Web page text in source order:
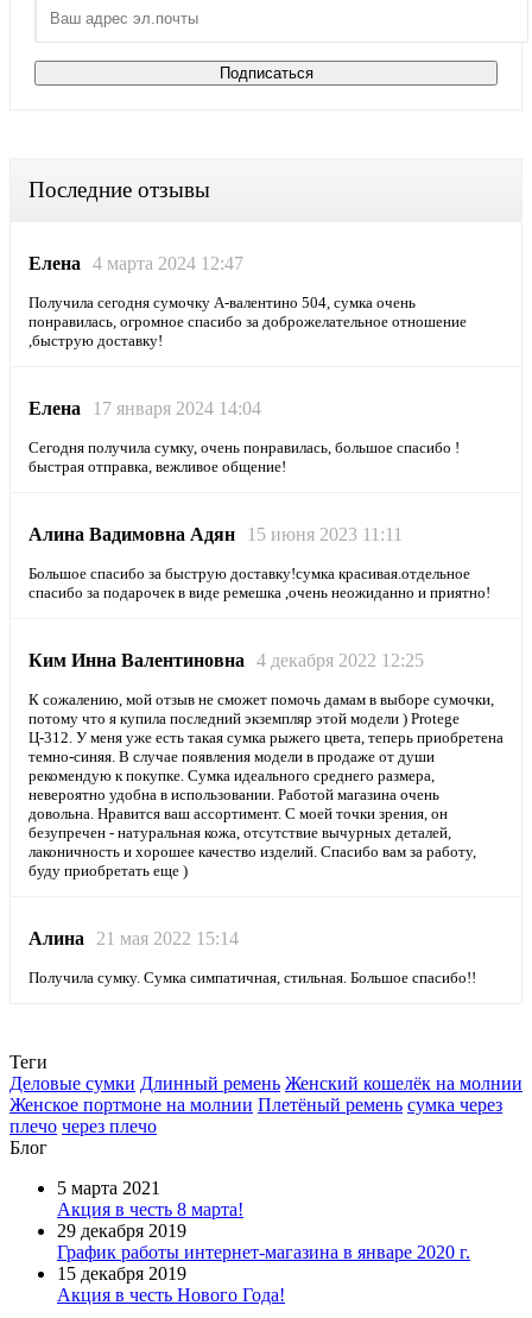
Последние отзывы
Елена 4 марта 2024 12:47
Получила сегодня сумочку А-валентино 504, сумка очень
понравилась, огромное спасибо за доброжелательное отношение
,быструю доставку!
Елена 17 января 2024 14:04
Сегодня получила сумку, очень понравилась, большое спасибо !
быстрая отправка, вежливое общение!
Алина Вадимовна Адян 15 июня 2023 11:11
Большое спасибо за быструю доставку!сумка красивая.отдельное
спасибо за подарочек в виде ремешка ,очень неожиданно и приятно!
Ким Инна Валентиновна 4 декабря 2022 12:25
К сожалению, мой отзыв не сможет помочь дамам в выборе сумочки,
потому что я купила последний экземпляр этой модели ) Protege
Ц-312. У меня уже есть такая сумка рыжего цвета, теперь приобретена
темно-синяя. В случае появления модели в продаже от души
рекомендую к покупке. Сумка идеального среднего размера,
невероятно удобна в использовании. Работой магазина очень
довольна. Нравится ваш ассортимент. С моей точки зрения, он
безупречен - натуральная кожа, отсутствие вычурных деталей,
лаконичность и хорошее качество изделий. Спасибо вам за работу,
буду приобретать еще )
Алина 21 мая 2022 15:14
Получила сумку. Сумка симпатичная, стильная. Большое спасибо!!
Теги
Деловые сумки Длинный ремень Женский кошелёк на молнии
Женское портмоне на молнии Плетёный ремень сумка через
плечо через плечо
Блог
5 марта 2021
Акция в честь 8 марта!
29 декабря 2019
График работы интернет-магазина в январе 2020 г.
15 декабря 2019
Акция в честь Нового Года!